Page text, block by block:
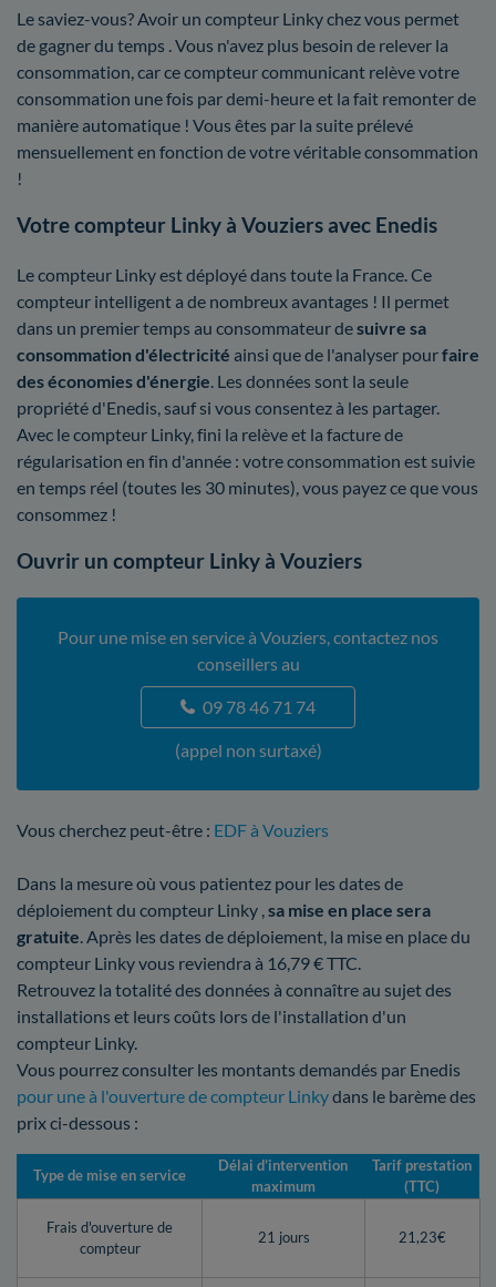
Le saviez-vous? Avoir un compteur Linky chez vous permet
de gagner du temps . Vous n'avez plus besoin de relever la
consommation, car ce compteur communicant relève votre
consommation une fois par demi-heure et la fait remonter de
manière automatique ! Vous êtes par la suite prélevé
mensuellement en fonction de votre véritable consommation
!
Votre compteur Linky à Vouziers avec Enedis
Le compteur Linky est déployé dans toute la France. Ce
compteur intelligent a de nombreux avantages ! Il permet
dans un premier temps au consommateur desuivre sa
consommation d'électricité ainsi que de l'analyser pourfaire
des économies d'énergie . Les données sont la seule
propriété d'Enedis, sauf si vous consentez à les partager.
Avec le compteur Linky, fini la relève et la facture de
régularisation en fin d'année : votre consommation est suivie
en temps réel (toutes les 30 minutes), vous payez ce que vous
consommez !
Ouvrir un compteur Linky à Vouziers
Pour une mise en service à Vouziers, contactez nos
conseillers au
09 78 46 71 74
(appel non surtaxé)
Vous cherchez peut-être : EDF à Vouziers
Dans la mesure où vous patientez pour les dates de
déploiement du compteur Linky ,sa mise en place sera
gratuite. Après les dates de déploiement, la mise en place du
compteur Linky vous reviendra à 16,79 € TTC.
Retrouvez la totalité des données à connaître au sujet des
installations et leurs coûts lors de l'installation d'un
compteur Linky.
Vous pourrez consulter les montants demandés par Enedis
pour une à l'ouverture de compteur Linkydans le barème des
prix ci-dessous :
Type de mise en service
Délai d’intervention
maximum
Tarif prestation
(TTC)
Frais d'ouverture de
compteur
21 jours 21,23€